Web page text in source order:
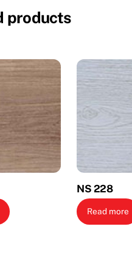
products
NS 228
Read more